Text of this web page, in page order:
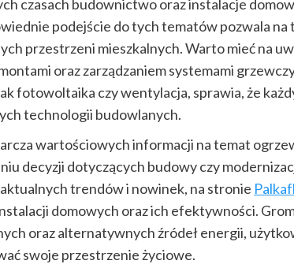
czasach budownictwo oraz instalacje
podejście do tych tematów pozwala
przestrzeni mieszkalnych. Warto mieć na
oraz zarządzaniem systemami
fotowoltaika czy wentylacja, sprawia, że
technologii budowlanych.
wartościowych informacji na temat
decyzji dotyczących budowy czy
trendów i nowinek, na stronie
domowych oraz ich efektywności.
oraz alternatywnych źródeł energii,
swoje przestrzenie życiowe.